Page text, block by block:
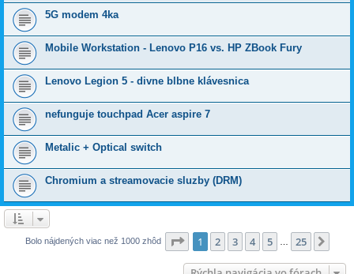
5G modem 4ka
Mobile Workstation - Lenovo P16 vs. HP ZBook Fury
Lenovo Legion 5 - divne blbne klávesnica
nefunguje touchpad Acer aspire 7
Metalic + Optical switch
Chromium a streamovacie sluzby (DRM)
Bolo nájdených viac než 1000 zhôd Strana1 z25
1 2 3 4 5 25